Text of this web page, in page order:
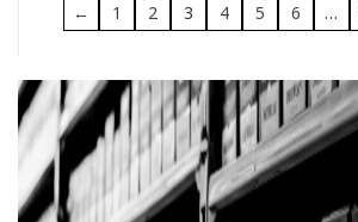
← 1 2 3 4 5 6 …